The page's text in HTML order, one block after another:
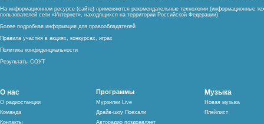
На информационном ресурсе (сайте) применяются рекомендательные технологии (информационные
пользователей сети «Интернет», находящихся на территории Российской Федерации)
Более подробная информация для правообладателей
Правила участия в акциях, конкурсах, играх
Политика конфиденциальности
Результаты СОУТ
О нас
О радиостанции
Команда
Контакты
Программы
Мурзилки Live
Драйв-шоу Поехали
Авторадио поздравляет
Музыка
Новая музыка
Плейлист